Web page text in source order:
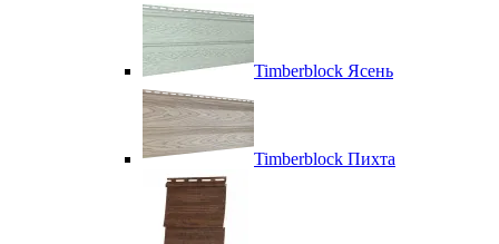
Timberblock Ясень
Timberblock Пихта